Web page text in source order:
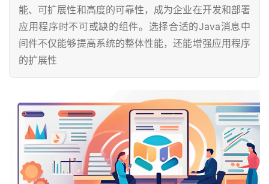
能、可扩展性和高度的可靠性，成为企业在开发和部署
应用程序时不可或缺的组件。选择合适的Java消息中
间件不仅能够提高系统的整体性能，还能增强应用程序
的扩展性